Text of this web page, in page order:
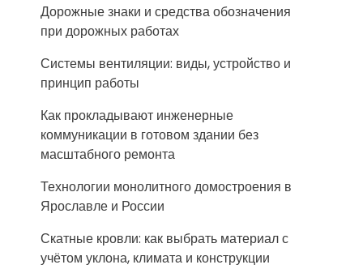
Дорожные знаки и средства обозначения
при дорожных работах
Системы вентиляции: виды, устройство и
принцип работы
Как прокладывают инженерные
коммуникации в готовом здании без
масштабного ремонта
Технологии монолитного домостроения в
Ярославле и России
Скатные кровли: как выбрать материал с
учётом уклона, климата и конструкции